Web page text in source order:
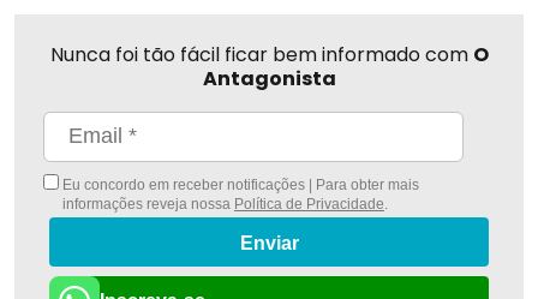
Nunca foi tão fácil ficar bem informado com O
Antagonista
Eu concordo em receber notificações | Para obter mais
informações reveja nossa Política de Privacidade
Enviar